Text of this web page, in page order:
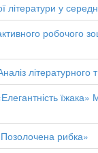
літератури у
робочого
літературного
рибка»